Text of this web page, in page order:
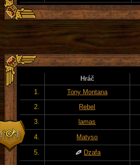
Hráč
1.
Tony Montana
2.
Rebel
3.
lamas
4. Matyso
5. Dzafa